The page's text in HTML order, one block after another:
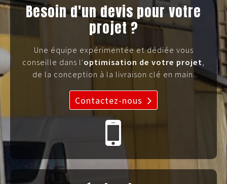
Besoin d'un devis pour votre
projet ?
Une équipe expérimentée et dédiée vous
conseille dans l'optimisation de votre projet
de la conception à la livraison clé en main.
Contactez-nous